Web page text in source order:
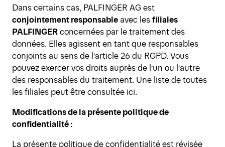
Dans certains cas, PALFINGER AG est
conjointement responsable avec lesfiliales
PALFINGERconcernées par le traitement des
données. Elles agissent en tant que responsables
conjoints au sens de l’article 26 du RGPD. Vous
pouvez exercer vos droits auprès de l’un ou l’autre
des responsables du traitement. Une liste de toutes
les filiales peut être consultée ici.
Modifications de la présente politique de
confidentialité :
La présente politique de confidentialité est révisée